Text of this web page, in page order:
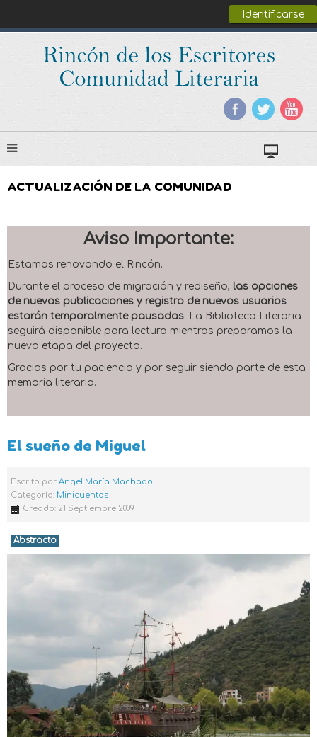
Identificarse
ACTUALIZACIÓN DE LA COMUNIDAD
Aviso Importante:
Estamos renovando el Rincón.
Durante el proceso de migración y rediseño, las opciones
de nuevas publicaciones y registro de nuevos usuarios
estarán temporalmente pausadas. La Biblioteca Literaria
seguirá disponible para lectura mientras preparamos la
nueva etapa del proyecto.
Gracias por tu paciencia y por seguir siendo parte de esta
memoria literaria.
El sueño de Miguel
Escrito por Angel María Machado
Categoría: Minicuentos
Creado: 21 Septiembre 2009
Abstracto